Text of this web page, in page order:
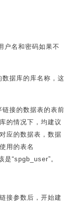
名和密码如果不
据库的库名称，这
接的数据表的表前
的情况下，均建议
应的数据表，数据
用的表名
“spgb_user”。
接参数后，开始建